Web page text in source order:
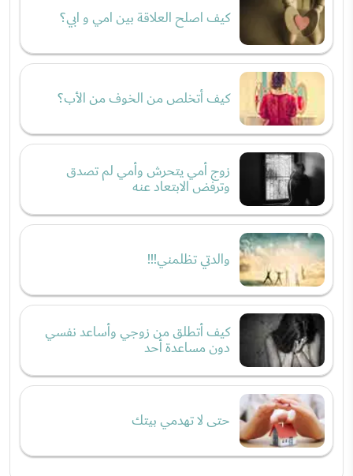
كيف اصلح العلاقة بين امي و ابي؟
كيف أتخلص من الخوف من الأب؟
زوج أمي يتحرش وأمي لم تصدق
وترفض الابتعاد عنه
والدتي تظلمني!!!
كيف أتطلق من زوجي وأساعد نفسي
دون مساعدة أحد
حتى لا تهدمي بيتك